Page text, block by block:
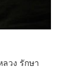
วง รักษา